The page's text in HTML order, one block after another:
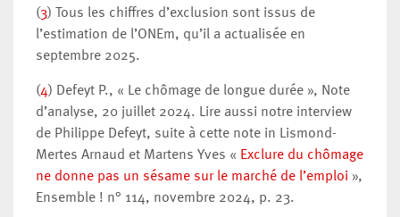
(3) Tous les chiffres d’exclusion sont issus de
l’estimation de l’ONEm, qu’il a actualisée en
septembre 2025.
(4) Defeyt P., « Le chômage de longue durée », Note
d’analyse, 20 juillet 2024. Lire aussi notre interview
de Philippe Defeyt, suite à cette note in Lismond-
Mertes Arnaud et Martens Yves « Exclure du chômage
ne donne pas un sésame sur le marché de l’emploi »,
Ensemble ! n° 114, novembre 2024, p. 23.